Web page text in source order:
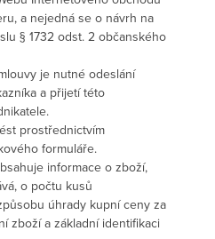
a nejedná se o návrh na
§ 1732 odst. 2 občanského
je nutné odeslání
a přijetí této
prostřednictvím
formuláře.
informace o zboží,
o počtu kusů
úhrady kupní ceny za
zboží a základní identifikaci